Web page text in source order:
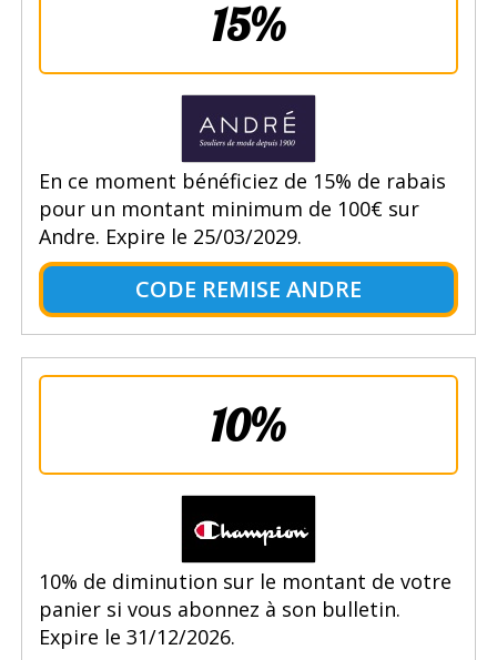
15%
En ce moment bénéficiez de 15% de rabais
pour un montant minimum de 100€ sur
Andre. Expire le 25/03/2029.
CODE REMISE ANDRE
10%
10% de diminution sur le montant de votre
panier si vous abonnez à son bulletin.
Expire le 31/12/2026.